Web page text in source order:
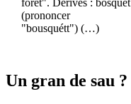
(prononcer
"bousquétt") (…)
Un gran de sau ?